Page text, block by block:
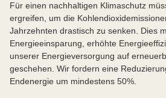
Für einen nachhaltigen Klimaschutz
ergreifen, um die
Jahrzehnten drastisch zu senken. Dies
Energieeinsparung, erhöhte
unserer Energieversorgung auf
geschehen. Wir fordern eine
Endenergie um mindestens 50%.